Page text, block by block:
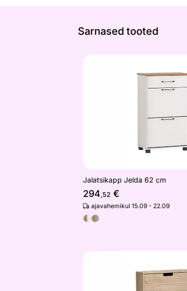
Sarnased tooted
Jalatsikapp Jelda 62 cm
294,52 €
ajavahemikul 15.09 - 22.09